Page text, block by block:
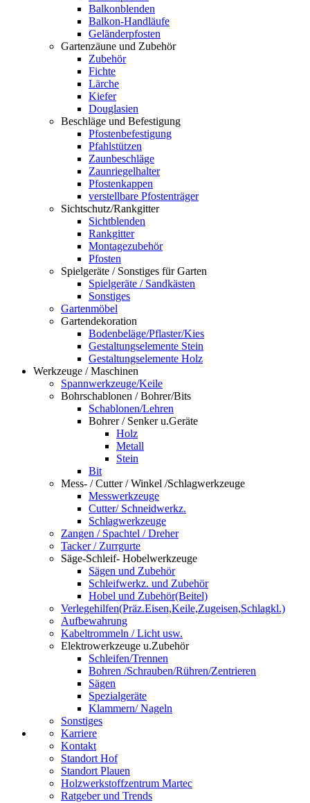
Balkonblenden
Balkon-Handläufe
Geländerpfosten
Gartenzäune und Zubehör
Zubehör
Fichte
Lärche
Kiefer
Douglasien
Beschläge und Befestigung
Pfostenbefestigung
Pfahlstützen
Zaunbeschläge
Zaunriegelhalter
Pfostenkappen
verstellbare Pfostenträger
Sichtschutz/Rankgitter
Sichtblenden
Rankgitter
Montagezubehör
Pfosten
Spielgeräte / Sonstiges für Garten
Spielgeräte / Sandkästen
Sonstiges
Gartenmöbel
Gartendekoration
Bodenbeläge/Pflaster/Kies
Gestaltungselemente Stein
Gestaltungselemente Holz
Werkzeuge / Maschinen
Spannwerkzeuge/Keile
Bohrschablonen / Bohrer/Bits
Schablonen/Lehren
Bohrer / Senker u.Geräte
Holz
Metall
Stein
Bit
Mess- / Cutter / Winkel /Schlagwerkzeuge
Messwerkzeuge
Cutter/ Schneidwerkz.
Schlagwerkzeuge
Zangen / Spachtel / Dreher
Tacker / Zurrgurte
Säge-Schleif- Hobelwerkzeuge
Sägen und Zubehör
Schleifwerkz. und Zubehör
Hobel und Zubehör(Beitel)
Verlegehilfen(Präz.Eisen,Keile,Zugeisen,Schlagkl.)
Aufbewahrung
Kabeltrommeln / Licht usw.
Elektrowerkzeuge u.Zubehör
Schleifen/Trennen
Bohren /Schrauben/Rühren/Zentrieren
Sägen
Spezialgeräte
Klammern/ Nageln
Sonstiges
Karriere
Kontakt
Standort Hof
Standort Plauen
Holzwerkstoffzentrum Martec
Ratgeber und Trends